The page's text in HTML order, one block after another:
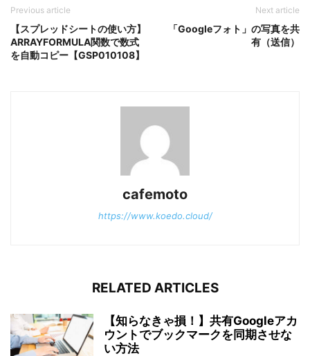
Previous article
【スプレッドシートの使い方】
ARRAYFORMULA関数で数式
を自動コピー【GSP010108】
Next article
「Googleフォト」の写真を共
有（送信）
cafemoto
https://www.koedo.cloud/
RELATED ARTICLES
【知らなきゃ損！】共有Googleアカ
ウントでブックマークを同期させな
い方法